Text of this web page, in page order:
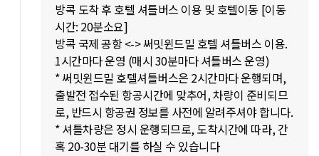
방콕 도착 후 호텔 셔틀버스 이용 및 호텔이동 [이동
시간: 20분소요]
방콕 국제 공항 <-> 써밋윈드밀 호텔 셔틀버스 이용.
1시간마다 운영 (매시 30분마다 셔틀버스 운영)
* 써밋윈드밀 호텔셔틀버스은 2시간마다 운행되며,
출발전 접수된 항공시간에 맞추어, 차량이 준비되므
로, 반드시 항공권 정보를 사전에 알려주셔야 합니다.
* 셔틀차량은 정시 운행되므로, 도착시간에 따라, 간
혹 20-30분 대기를 하실 수 있습니다